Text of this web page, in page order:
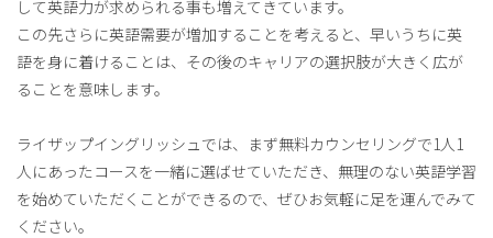
して英語力が求められる事も増えてきています。
この先さらに英語需要が増加することを考えると、早いうちに英
語を身に着けることは、その後のキャリアの選択肢が大きく広が
ることを意味します。
ライザップイングリッシュでは、まず無料カウンセリングで1人1
人にあったコースを一緒に選ばせていただき、無理のない英語学習
を始めていただくことができるので、ぜひお気軽に足を運んでみて
ください。